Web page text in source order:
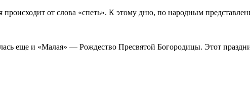
происходит от слова «спеть». К этому дню, по народным
еще и «Малая» — Рождество Пресвятой Богородицы. Этот